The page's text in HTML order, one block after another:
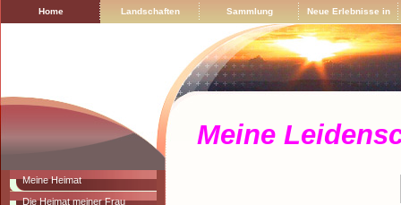
Home Landschaften Sammlung
Neue Erlebnisse in
Russland
Meine Heimat
Die Heimat meiner Frau
Meine